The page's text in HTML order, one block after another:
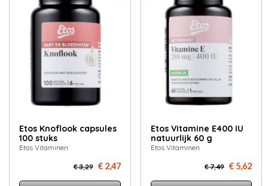
Etos Knof­look cap­su­les
100 stuks
Etos Vitaminen
€ 3,29 € 2,47
Etos Vi­ta­mi­ne E400 IU
na­tuur­lijk 60 g
Etos Vitaminen
€ 7,49 € 5,62